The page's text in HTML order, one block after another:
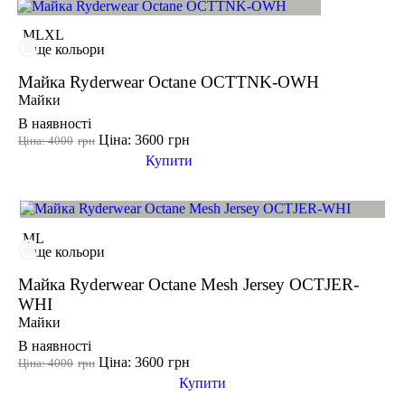
поверненню
товар не використовувався і зберігся в тому вигляді, в якому
є касовий або товарний чек
-10%
MLXL
ще кольори
Майка Ryderwear Octane OCTTNK-OWH
Майки
В наявності
грн
Ціна: 4000 грн
Ціна: 3600
Купити
-10%
ML
ще кольори
Майка Ryderwear Octane Mesh Jersey OCTJER-
WHI
Майки
В наявності
грн
Ціна: 4000 грн
Ціна: 3600
Купити